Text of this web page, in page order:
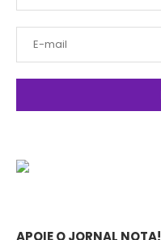
APOIE O JORNAL NOTA!